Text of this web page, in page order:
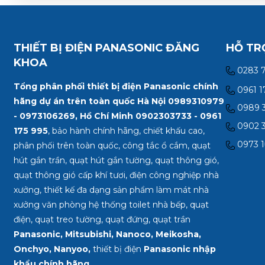
THIẾT BỊ ĐIỆN PANASONIC ĐĂNG
KHOA
Tổng phân phối thiết bị điện Panasonic chính
hãng dự án trên toàn quốc Hà Nội 0989310979
- 0973106269, Hồ Chí Minh 0902303733 - 0961
175 995, bảo hành chính hãng, chiết khấu cao,
phân phối trên toàn quốc, công tắc ổ cắm, quạt
hút gắn trần, quạt hút gắn tường, quạt thông gió,
quạt thông gió cấp khí tươi, điện công nghiệp nhà
xưởng, thiết kế đa dạng sản phẩm làm mát nhà
xưởng văn phòng hệ thống toilet nhà bếp, quạt
điện, quạt treo tường, quạt đứng, quạt trần
Panasonic, Mitsubishi, Nanoco, Meikosha,
Onchyo, Nanyoo,thiết bị điện Panasonic nhập
HỖ
0283
0961
0989
0902
0973